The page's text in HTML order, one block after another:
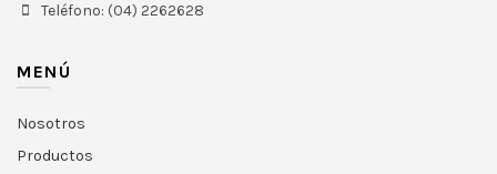
Teléfono: (04) 2262628
MENÚ
Nosotros
Productos